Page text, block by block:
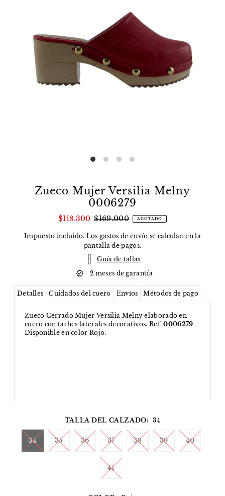
Zueco Mujer Versilia Melny
0006279
$118.300 $169.000 AGOTADO
Impuesto incluido. Los gastos de envío se calculan en la
pantalla de pagos.
Guía de tallas
2 meses de garantía
Detalles Cuidados del cuero Envíos Métodos de pago
Zueco Cerrado Mujer Versilia Melny elaborado en
cuero con taches laterales decorativos. Ref.0006279
Disponible en color Rojo.
TALLA DEL CALZADO: 34
34 35 36 37 38 39 40
41